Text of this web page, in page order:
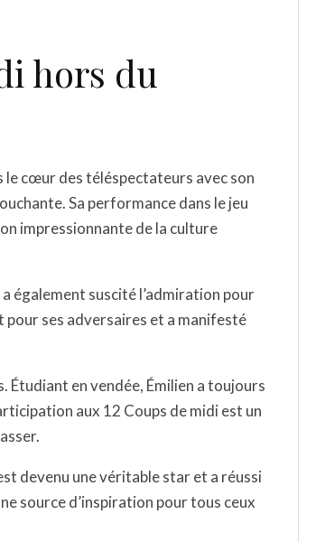
hors du
le cœur des téléspectateurs avec son
Sa performance dans le jeu
impressionnante de la culture
également suscité l’admiration pour
ses adversaires et a manifesté
en vendée, Émilien a toujours
aux 12 Coups de midi est un
devenu une véritable star et a réussi
source d’inspiration pour tous ceux